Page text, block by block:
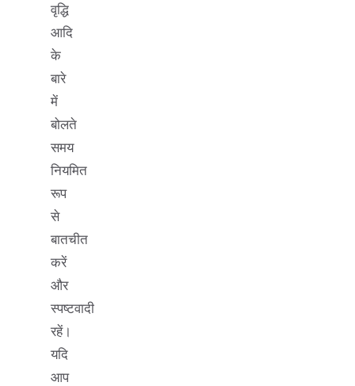
वृद्धि
आदि
के
बारे
में
बोलते
समय
नियमित
रूप
से
बातचीत
करें
और
स्पष्टवादी
रहें।
यदि
आप